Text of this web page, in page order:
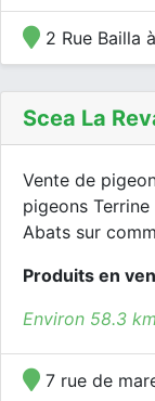
2 Rue Bailla
Scea La
Vente de
pigeons
Abats sur
Produits en
Environ 58.3
7 rue de